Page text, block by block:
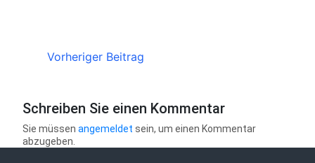
Vorheriger Beitrag
Schreiben Sie einen Kommentar
Sie müssenangemeldet sein, um einen Kommentar
abzugeben.